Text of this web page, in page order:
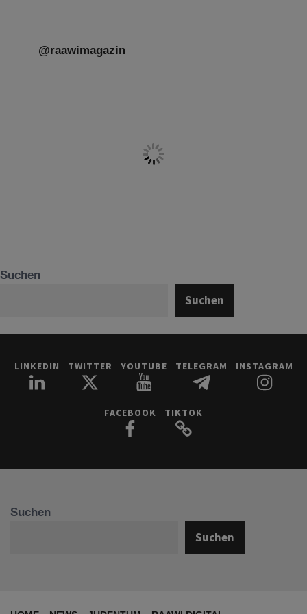
@raawimagazin
Suchen
Suchen
LINKEDIN TWITTER YOUTUBE TELEGRAM INSTAGRAM
FACEBOOK TIKTOK
Suchen
Suchen